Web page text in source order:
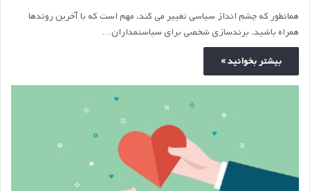
همانطور که چشم انداز سیاسی تغییر می کند، مهم است که با آخرین روندها
همراه باشید. برندسازی شخصی برای سیاستمداران…
بیشتر بخوانید »